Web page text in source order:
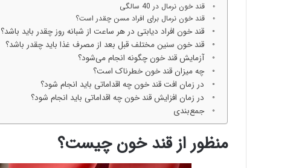
قند خون نرمال در 40 سالگی
قند خون نرمال برای افراد مسن چقدر است؟
قند خون افراد دیابتی در هر ساعت از شبانه روز چقدر باید باشد؟
قند خون سنین مختلف قبل بعد از مصرف غذا باید چقدر باشد؟
آزمایش قند خون چگونه انجام می‌شود؟
چه میزان قند خون خطرناک است؟
در زمان افت قند خون چه اقداماتی باید انجام شود؟
در زمان افزایش قند خون چه اقداماتی باید انجام شود؟
جمع‌بندی
منظور از قند خون چیست؟